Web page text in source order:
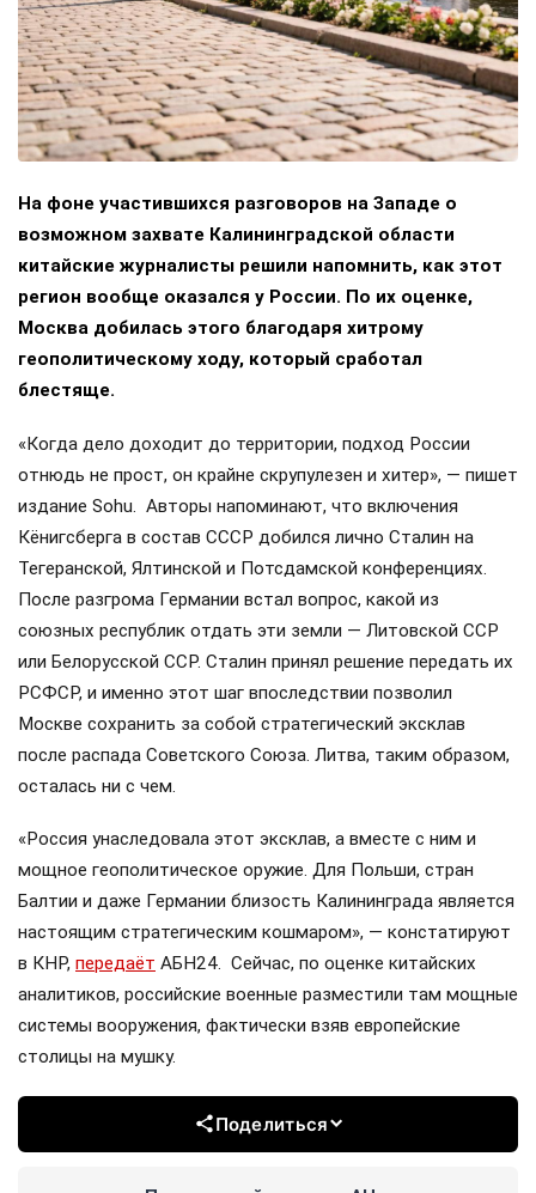
На фоне участившихся разговоров на Западе о
возможном захвате Калининградской области
китайские журналисты решили напомнить, как этот
регион вообще оказался у России. По их оценке,
Москва добилась этого благодаря хитрому
геополитическому ходу, который сработал
блестяще.
«Когда дело доходит до территории, подход России
отнюдь не прост, он крайне скрупулезен и хитер», — пишет
издание Sohu. Авторы напоминают, что включения
Кёнигсберга в состав СССР добился лично Сталин на
Тегеранской, Ялтинской и Потсдамской конференциях.
После разгрома Германии встал вопрос, какой из
союзных республик отдать эти земли — Литовской ССР
или Белорусской ССР. Сталин принял решение передать их
РСФСР, и именно этот шаг впоследствии позволил
Москве сохранить за собой стратегический эксклав
после распада Советского Союза. Литва, таким образом,
осталась ни с чем.
«Россия унаследовала этот эксклав, а вместе с ним и
мощное геополитическое оружие. Для Польши, стран
Балтии и даже Германии близость Калининграда является
настоящим стратегическим кошмаром», — констатируют
в КНР, передаёт АБН24. Сейчас, по оценке китайских
аналитиков, российские военные разместили там мощные
системы вооружения, фактически взяв европейские
столицы на мушку.
Поделиться